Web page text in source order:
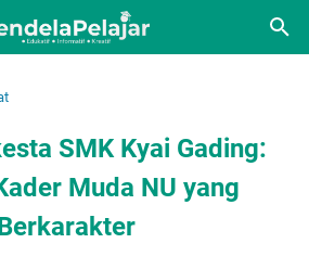
SMK Kyai Gading:
Muda NU yang